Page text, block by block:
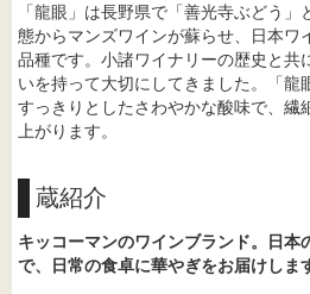
「龍眼」は長野県で「善光寺ぶどう
態からマンズワインが蘇らせ、日本ワ
品種です。小諸ワイナリーの歴史と共
いを持って大切にしてきました。「龍
すっきりとしたさわやかな酸味で、繊
上がります。
蔵紹介
キッコーマンのワインブランド。日本
で、日常の食卓に華やぎをお届けしま